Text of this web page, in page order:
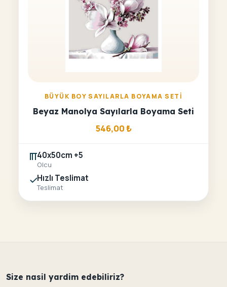
BÜYÜK BOY SAYILARLA BOYAMA SETI
Beyaz Manolya Sayılarla Boyama Seti
546,00₺
40x50cm +5
Olcu
Hızlı Teslimat
Teslimat
Size nasil yardim edebiliriz?